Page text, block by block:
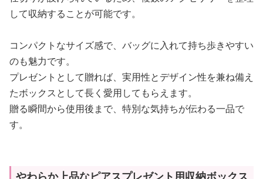
して収納することが可能です。
コンパクトなサイズ感で、バッグに入れて持ち歩きやすい
のも魅力です。
プレゼントとして贈れば、実用性とデザイン性を兼ね備え
たボックスとして長く愛用してもらえます。
贈る瞬間から使用後まで、特別な気持ちが伝わる一品で
す。